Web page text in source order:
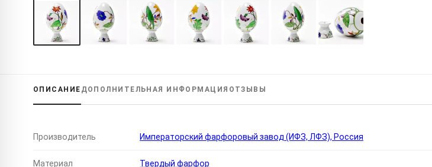
ОПИСАНИЕ ДОПОЛНИТЕЛЬНАЯ ИНФОРМАЦИЯ ОТЗЫВЫ
Производитель Императорский фарфоровый завод (ИФЗ, ЛФЗ), Россия
Материал Твердый фарфор